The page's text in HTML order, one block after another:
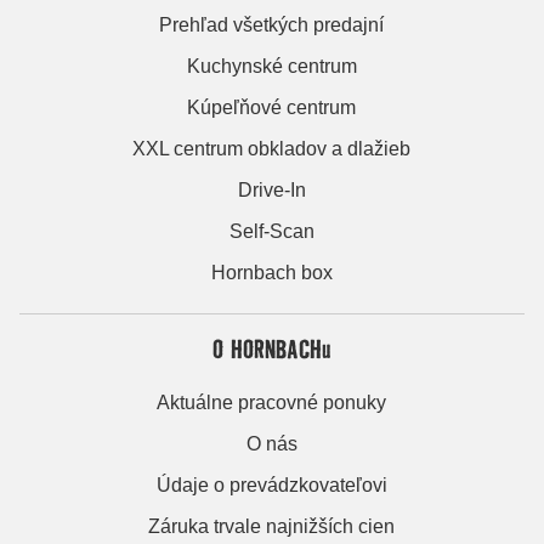
Prehľad všetkých predajní
Kuchynské centrum
Kúpeľňové centrum
XXL centrum obkladov a dlažieb
Drive-In
Self-Scan
Hornbach box
O HORNBACHu
Aktuálne pracovné ponuky
O nás
Údaje o prevádzkovateľovi
Záruka trvale najnižších cien